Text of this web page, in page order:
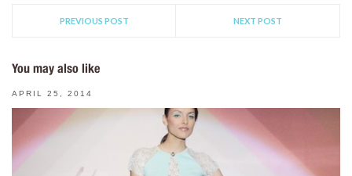
PREVIOUS POST NEXT POST
You may also like
APRIL 25, 2014